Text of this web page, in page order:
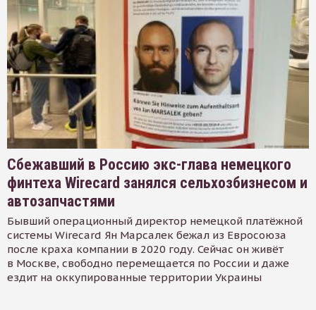
Сбежавший в Россию экс-глава немецкого
финтеха Wirecard занялся сельхозбизнесом и
автозапчастями
Бывший операционный директор немецкой платёжной
системы Wirecard Ян Марсалек бежал из Евросоюза
после краха компании в 2020 году. Сейчас он живёт
в Москве, свободно перемещается по России и даже
ездит на оккупированные территории Украины